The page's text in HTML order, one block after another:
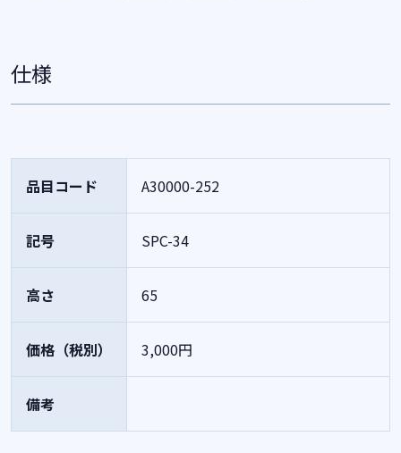
仕様
品目コード A30000-252
記号 SPC-34
高さ 65
価格（税別） 3,000円
備考